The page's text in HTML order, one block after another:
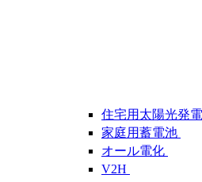
住宅用太陽光発電
家庭用蓄電池
オール電化
V2H